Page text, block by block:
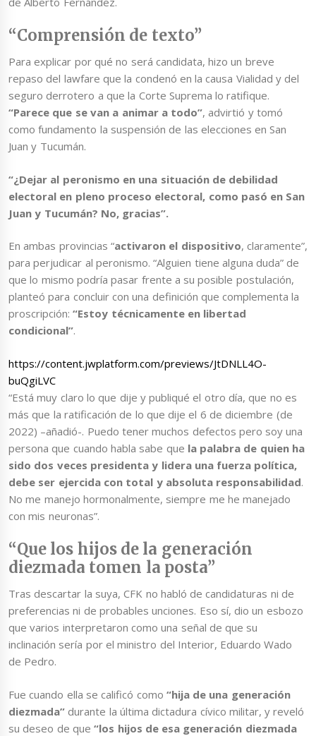
“Comprensión de texto”
Para explicar por qué no será candidata, hizo un breve
repaso del lawfare que la condenó en la causa Vialidad y del
seguro derrotero a que la Corte Suprema lo ratifique.
“Parece que se van a animar a todo”, advirtió y tomó
como fundamento la suspensión de las elecciones en San
Juan y Tucumán.
“¿Dejar al peronismo en una situación de debilidad
electoral en pleno proceso electoral, como pasó en San
Juan y Tucumán? No, gracias”.
En ambas provincias “activaron el dispositivo, claramente”,
para perjudicar al peronismo. “Alguien tiene alguna duda” de
que lo mismo podría pasar frente a su posible postulación,
planteó para concluir con una definición que complementa la
proscripción:“Estoy técnicamente en libertad
condicional”.
https://content.jwplatform.com/previews/JtDNLL4O-
buQgiLVC
“Está muy claro lo que dije y publiqué el otro día, que no es
más que la ratificación de lo que dije el 6 de diciembre (de
2022) –añadió-. Puedo tener muchos defectos pero soy una
persona que cuando habla sabe que la palabra de quien ha
sido dos veces presidenta y lidera una fuerza política,
debe ser ejercida con total y absoluta responsabilidad.
No me manejo hormonalmente, siempre me he manejado
con mis neuronas”.
“Que los hijos de la generación
diezmada tomen la posta”
Tras descartar la suya, CFK no habló de candidaturas ni de
preferencias ni de probables unciones. Eso sí, dio un esbozo
que varios interpretaron como una señal de que su
inclinación sería por el ministro del Interior, Eduardo Wado
de Pedro.
Fue cuando ella se calificó como “hija de una generación
diezmada” durante la última dictadura cívico militar, y reveló
su deseo de que“los hijos de esa generación diezmada